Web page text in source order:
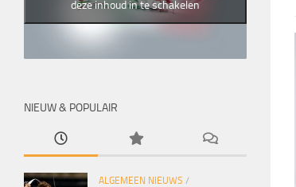
deze inhoud in te schakelen
NIEUW & POPULAIR
ALGEMEEN NIEUWS /